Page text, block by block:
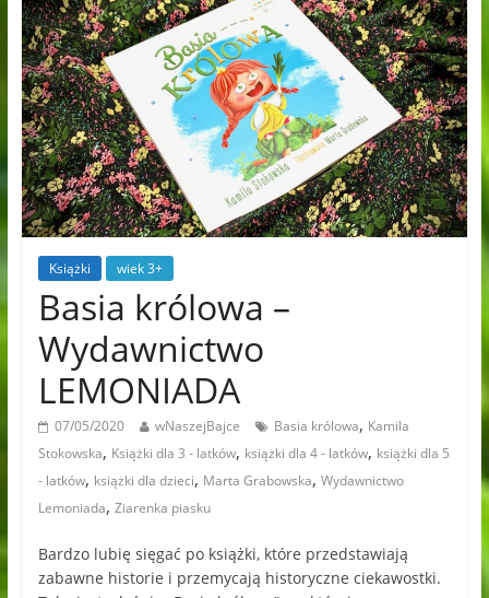
Książki wiek 3+
Basia królowa –
Wydawnictwo
LEMONIADA
07/05/2020 wNaszejBajce Basia królowa, Kamila
Stokowska, Książki dla 3 - latków, książki dla 4 - latków, książki dla 5
- latków, książki dla dzieci, Marta Grabowska, Wydawnictwo
Lemoniada, Ziarenka piasku
Bardzo lubię sięgać po książki, które przedstawiają
zabawne historie i przemycają historyczne ciekawostki.